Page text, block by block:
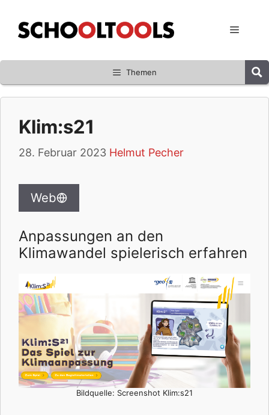
Inhalt
springen
Menü
Themen
Klim:s21
28. Februar 2023 Helmut Pecher
Web
Anpassungen an den
Klimawandel spielerisch erfahren
Bildquelle: Screenshot Klim:s21